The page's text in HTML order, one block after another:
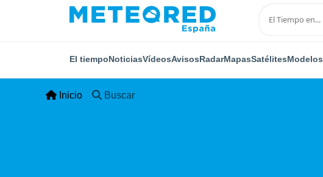
El tiempoNoticiasVídeosAvisosRadarMapasSatélitesModelos
Inicio Buscar